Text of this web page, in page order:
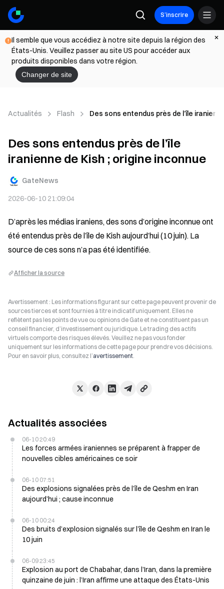
S’inscrire
Il semble que vous accédiez à notre site depuis la région des
États-Unis. Veuillez passer au site US pour accéder aux
produits disponibles dans votre région.
Changer de site
Actualités Flash Des sons entendus près de l’île
Des sons entendus près de l’île
iranienne de Kish ; origine inconnue
GateNews
2026-06-10 21:09:04
D’après les médias iraniens, des sons d’origine inconnue ont
été entendus près de l’île de Kish aujourd’hui (10 juin). La
source de ces sons n’a pas été identifiée.
Afficher la source
Avertissement : Les informations figurant sur cette page peuvent provenir de
sources tierces et sont fournies à titre indicatif uniquement. Elles ne
reflètent pas les points de vue ou opinions de Gate et ne constituent pas un
conseil financier, d’investissement ou juridique. Le trading des actifs
virtuels comporte des risques élevés. Veuillez ne pas vous fonder
uniquement sur les informations de cette page pour prendre vos décisions.
Pour en savoir plus, consultez l’avertissement.
Actualités associées
06-10 20:49
Les forces armées iraniennes se préparent à frapper de
nouvelles cibles américaines ce soir
06-10 07:51
Des explosions signalées près de l’île de Qeshm en Iran
aujourd’hui ; cause inconnue
06-10 00:24
Des bruits d’explosion signalés sur l’île de Qeshm en Iran le
10 juin
06-09 23:45
Explosion au port de Chabahar, dans l’Iran, dans la première
quinzaine de juin : l’Iran affirme une attaque des États-Unis